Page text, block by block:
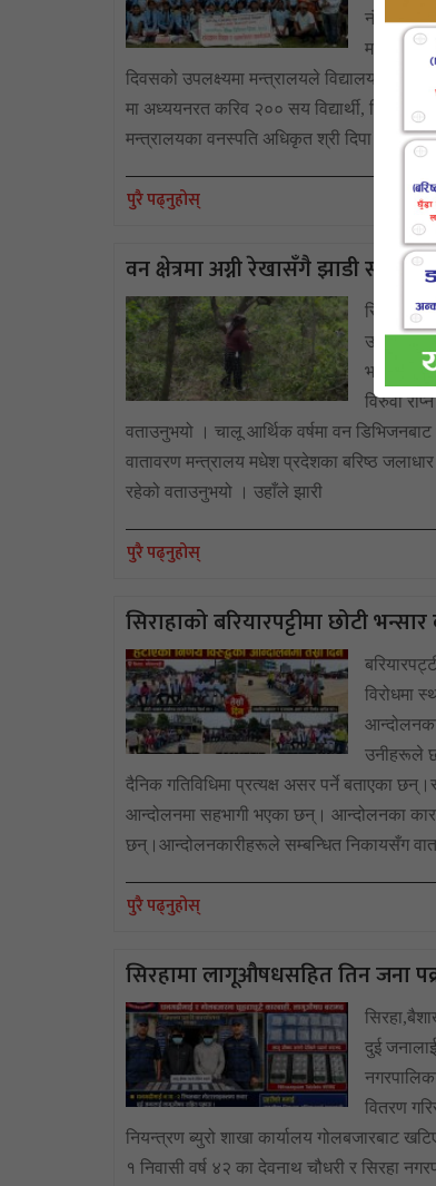
नं. २४
मनाईएको
दिवसको उपलक्ष्यमा मन्त्रालयले विद्यालयमा
मा अध्ययनरत करिव २०० सय विद्यार्थी, शिक्षक
मन्त्रालयका वनस्पति अधिकृत श्री दिपा पनेरुल
पुरै पढ्नुहोस्
वन क्षेत्रमा अग्नी रेखासँगै झाडी
उद्देश्यले
भइरहेको छ
विरुवा
वताउनुभयो । चालू आर्थिक वर्षमा वन
वातावरण मन्त्रालय मधेश प्रदेशका बरिष्ठ
रहेको वताउनुभयो । उहाँले झारी
पुरै पढ्नुहोस्
सिराहाको बरियारपट्टीमा छोटी
विरोधमा
उनीहरूले
दैनिक गतिविधिमा प्रत्यक्ष असर पर्ने बताएका
आन्दोलनमा सहभागी भएका छन्। आन्दोलनका
छन्।आन्दोलनकारीहरूले सम्बन्धित निकायसँग
पुरै पढ्नुहोस्
सिरहामा लागूऔषधसहित तिन जना
दुई
वितरण
नियन्त्रण ब्युरो शाखा कार्यालय गोलबजारबाट
१ निवासी वर्ष ४२ का देवनाथ चौधरी र सिरहा